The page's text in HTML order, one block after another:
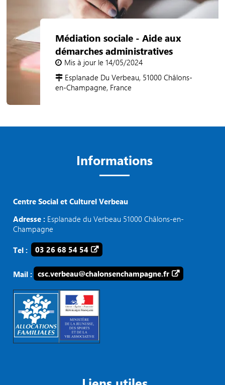
Médiation sociale - Aide aux
démarches administratives
Mis à jour le 14/05/2024
Esplanade Du Verbeau, 51000 Châlons-
en-Champagne, France
Informations
Centre Social et Culturel Verbeau
Adresse : Esplanade du Verbeau 51000 Châlons-en-
Champagne
Tel : 03 26 68 54 54
Mail : csc.verbeau@chalonsenchampagne.fr